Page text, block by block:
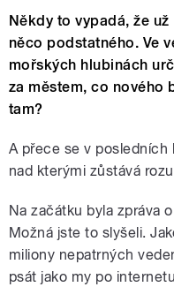
Někdy to vypadá, že
něco podstatného. Ve
mořských hlubinách
za městem, co nového
tam?
A přece se v posledních
nad kterými zůstává
Na začátku byla zpráva
Možná jste to slyšeli.
miliony nepatrných
psát jako my po